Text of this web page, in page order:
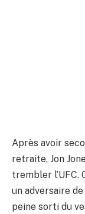
Après avoir
retraite, Jon
trembler l’UFC.
un adversaire
peine sorti du